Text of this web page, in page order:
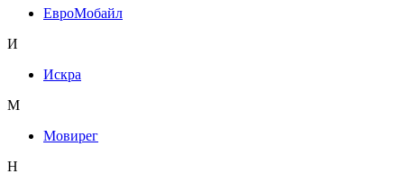
ЕвроМобайл
И
Искра
М
Мовирег
Н